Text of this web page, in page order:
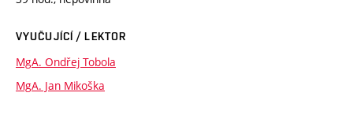
VYUČUJÍCÍ / LEKTOR
MgA. Ondřej Tobola
MgA. Jan Mikoška